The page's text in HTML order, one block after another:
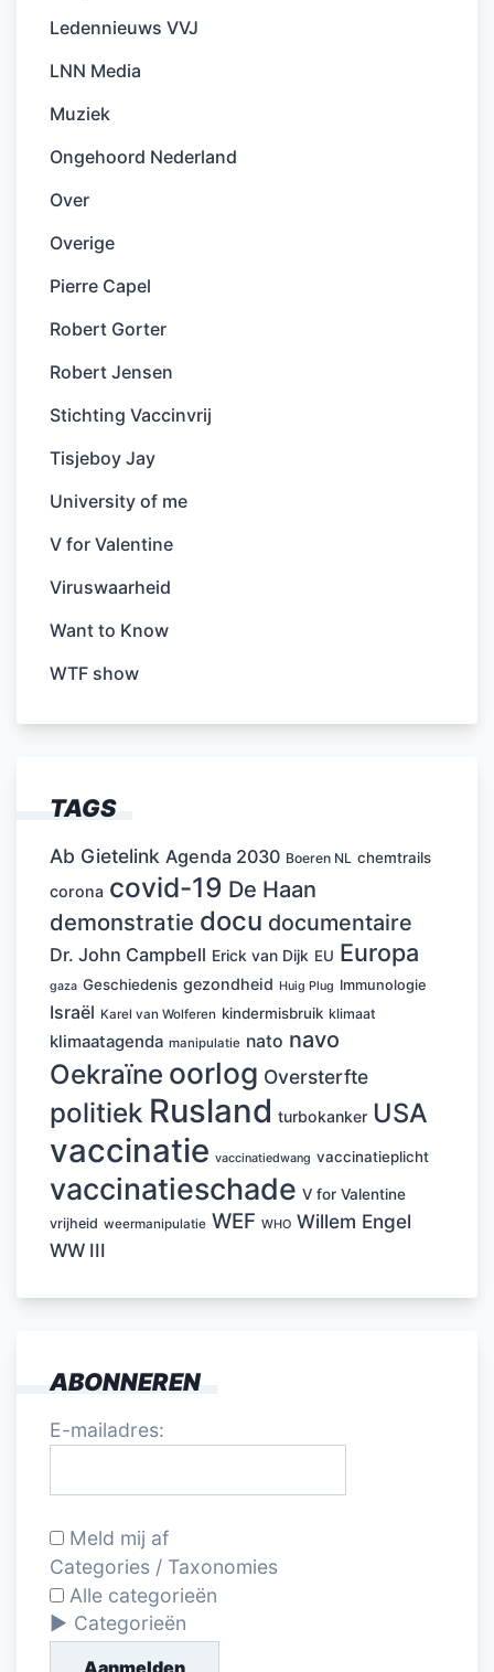
Ledennieuws VVJ
LNN Media
Muziek
Ongehoord Nederland
Over
Overige
Pierre Capel
Robert Gorter
Robert Jensen
Stichting Vaccinvrij
Tisjeboy Jay
University of me
V for Valentine
Viruswaarheid
Want to Know
WTF show
TAGS
Ab Gietelink Agenda 2030 Boeren NL chemtrails
corona covid-19 De Haan
demonstratie docu documentaire
Dr. John Campbell Erick van Dijk EU Europa
gaza Geschiedenis gezondheid Huig Plug Immunologie
Israël Karel van Wolferen kindermisbruik klimaat
klimaatagenda manipulatie nato navo
Oekraïne oorlog Oversterfte
politiek Rusland turbokanker USA
vaccinatie vaccinatiedwang vaccinatieplicht
vaccinatieschade V for Valentine
vrijheid weermanipulatie WEF WHO Willem Engel
WW III
ABONNEREN
E-mailadres:
Meld mij af
Categories / Taxonomies
Alle categorieën
Categorieën